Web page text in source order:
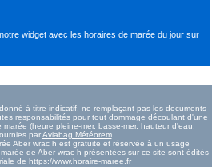
widget avec les horaires de marée du joursur
à titre indicatif, ne remplaçant pas les documents
responsabilités pour tout dommage découlant d'une
(heure pleine-mer, basse-mer, hauteur d'eau,
parAviabag Météorem
Aber wrac h est gratuite et réservée à un usage
de Aber wrac h présentées sur ce site sont édités
de https://www.horaire-maree.fr